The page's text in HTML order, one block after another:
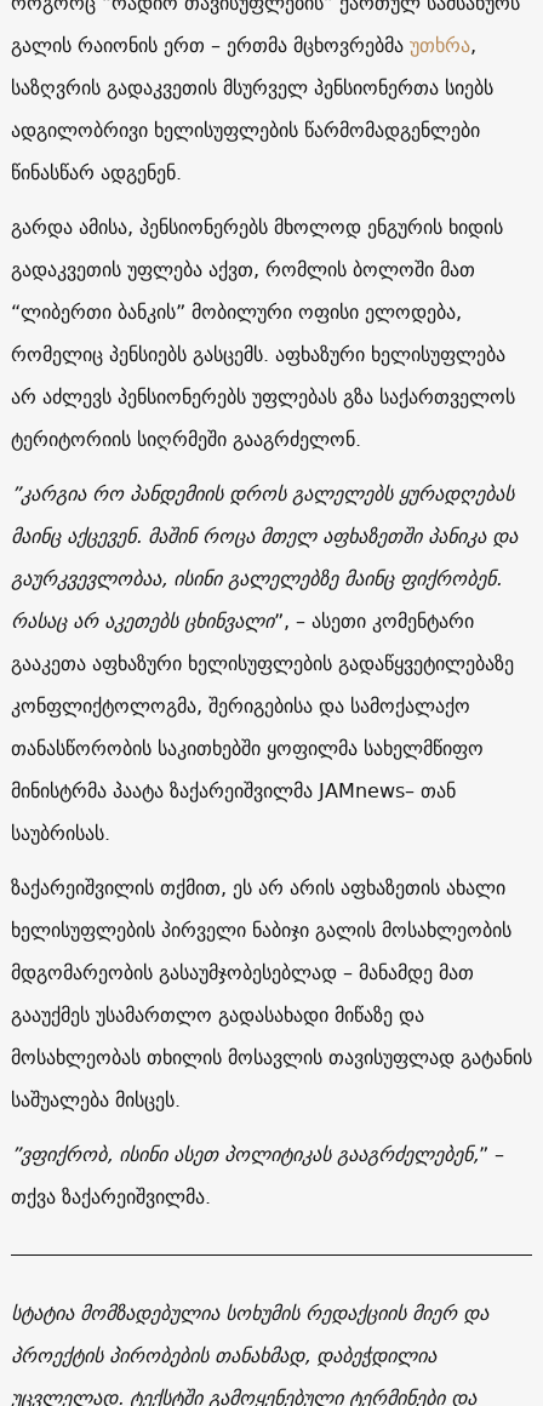
გალის რაიონის ერთ – ერთმა მცხოვრებმაუთხრა,
საზღვრის გადაკვეთის მსურველ პენსიონერთა სიებს
ადგილობრივი ხელისუფლების წარმომადგენლები
წინასწარ ადგენენ.
გარდა ამისა, პენსიონერებს მხოლოდ ენგურის ხიდის
გადაკვეთის უფლება აქვთ, რომლის ბოლოში მათ
“ლიბერთი ბანკის” მობილური ოფისი ელოდება,
რომელიც პენსიებს გასცემს. აფხაზური ხელისუფლება
არ აძლევს პენსიონერებს უფლებას გზა საქართველოს
ტერიტორიის სიღრმეში გააგრძელონ.
”კარგია რო პანდემიის დროს გალელებს ყურადღებას
მაინც აქცევენ. მაშინ როცა მთელ აფხაზეთში პანიკა და
გაურკვევლობაა, ისინი გალელებზე მაინც ფიქრობენ.
რასაც არ აკეთებს ცხინვალი”, – ასეთი კომენტარი
გააკეთა აფხაზური ხელისუფლების გადაწყვეტილებაზე
კონფლიქტოლოგმა, შერიგებისა და სამოქალაქო
თანასწორობის საკითხებში ყოფილმა სახელმწიფო
მინისტრმა პაატა ზაქარეიშვილმა JAMnews– თან
საუბრისას.
ზაქარეიშვილის თქმით, ეს არ არის აფხაზეთის ახალი
ხელისუფლების პირველი ნაბიჯი გალის მოსახლეობის
მდგომარეობის გასაუმჯობესებლად – მანამდე მათ
გააუქმეს უსამართლო გადასახადი მიწაზე და
მოსახლეობას თხილის მოსავლის თავისუფლად გატანის
საშუალება მისცეს.
”ვფიქრობ, ისინი ასეთ პოლიტიკას გააგრძელებენ,” –
თქვა ზაქარეიშვილმა.
სტატია მომზადებულია სოხუმის რედაქციის მიერ და
პროექტის პირობების თანახმად, დაბეჭდილია
უცვლელად. ტექსტში გამოყენებული ტერმინები და